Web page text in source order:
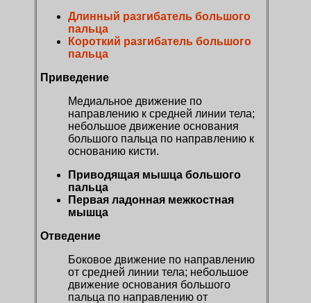
Длинный разгибатель большого
пальца
Короткий разгибатель большого
пальца
Приведение
Медиальное движение по
направлению к средней линии тела;
небольшое движение основания
большого пальца по направлению к
основанию кисти.
Приводящая мышца большого
пальца
Первая ладонная межкостная
мышца
Отведение
Боковое движение по направлению
от средней линии тела; небольшое
движение основания большого
пальца по направлению от